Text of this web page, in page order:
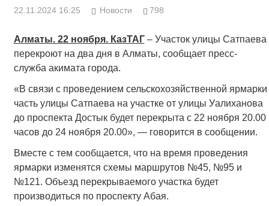
22.11.2024 16:25 Новости 798
Алматы. 22 ноября. КазТАГ – Участок улицы Сатпаева
перекроют на два дня в Алматы, сообщает пресс-
служба акимата города.
«В связи с проведением сельскохозяйственной ярмарки
часть улицы Сатпаева на участке от улицы Уалиханова
до проспекта Достык будет перекрыта с 22 ноября 20.00
часов до 24 ноября 20.00», — говорится в сообщении.
Вместе с тем сообщается, что на время проведения
ярмарки изменятся схемы маршрутов №45, №95 и
№121. Объезд перекрываемого участка будет
производиться по проспекту Абая.